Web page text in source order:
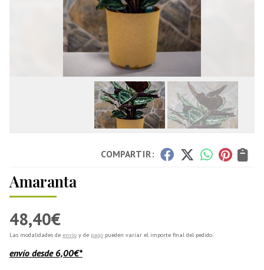
COMPARTIR:
Amaranta
48,40€
Las modalidades de envío y de pago pueden variar el importe final del pedido.
envío desde 6,00€*